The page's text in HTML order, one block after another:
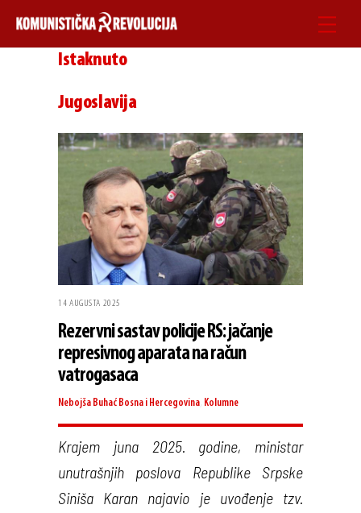
Istaknuto
Jugoslavija
14 AUGUSTA 2025
Rezervni sastav policije RS: jačanje
represivnog aparata na račun
vatrogasaca
Nebojša Buhać Bosna i Hercegovina Kolumne
Krajem juna 2025. godine, ministar
unutrašnjih poslova Republike Srpske
Siniša Karan najavio je uvođenje tzv.